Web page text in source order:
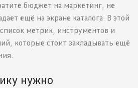
бюджет на маркетинг, не
ещё на экране каталога. В этой
метрик, инструментов и
которые стоит закладывать ещё
нужно